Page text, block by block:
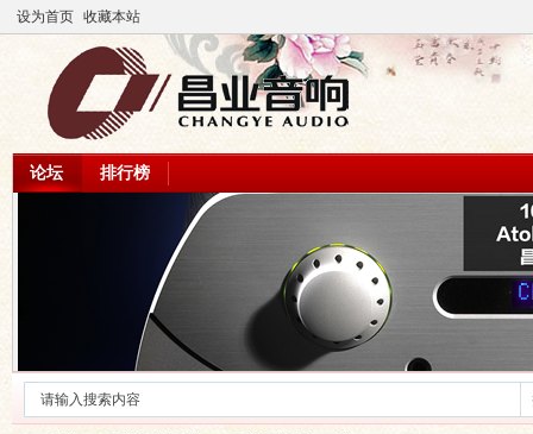
设为首页 收藏本站
论坛 排行榜